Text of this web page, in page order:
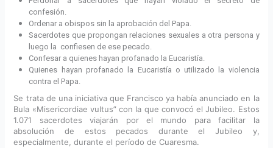
confesión.
Ordenar a obispos sin la aprobación del Papa.
Sacerdotes que propongan relaciones sexuales a otra persona y
luego la confiesen de ese pecado.
Confesar a quienes hayan profanado la Eucaristía.
Quienes hayan profanado la Eucaristía o utilizado la violencia
contra el Papa.
Se trata de una iniciativa que Francisco ya había anunciado en la
Bula «Misericordiae vultus” con la que convocó el Jubileo. Estos
1.071 sacerdotes viajarán por el mundo para facilitar la
absolución de estos pecados durante el Jubileo y,
especialmente, durante el período de Cuaresma.